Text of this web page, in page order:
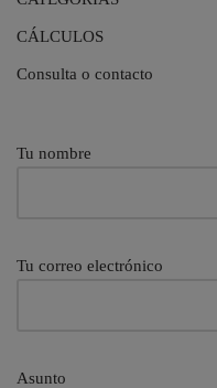
CÁLCULOS
Consulta o contacto
Tu nombre
Tu correo electrónico
Asunto